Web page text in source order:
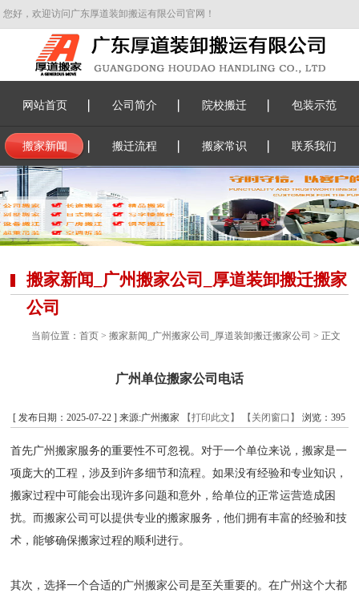
您好，欢迎访问广东厚道装卸搬运有限公司官网！
网站首页 公司简介 院校搬迁 包装示范
搬家新闻 搬迁流程 搬家常识 联系我们
搬家新闻_广州搬家公司_厚道装卸搬迁搬家
公司
当前位置： 首页> 搬家新闻_广州搬家公司_厚道装卸搬迁搬家公司 > 正文
广州单位搬家公司电话
[ 发布日期：2025-07-22 ] 来源:广州搬家 【打印此文】 【关闭窗口】 浏览：395
首先广州搬家服务的重要性不可忽视。对于一个单位来说，搬家是一
项庞大的工程，涉及到许多细节和流程。如果没有经验和专业知识，
搬家过程中可能会出现许多问题和意外，给单位的正常运营造成困
扰。而搬家公司可以提供专业的搬家服务，他们拥有丰富的经验和技
术，能够确保搬家过程的顺利进行。
其次，选择一个合适的广州搬家公司是至关重要的。在广州这个大都